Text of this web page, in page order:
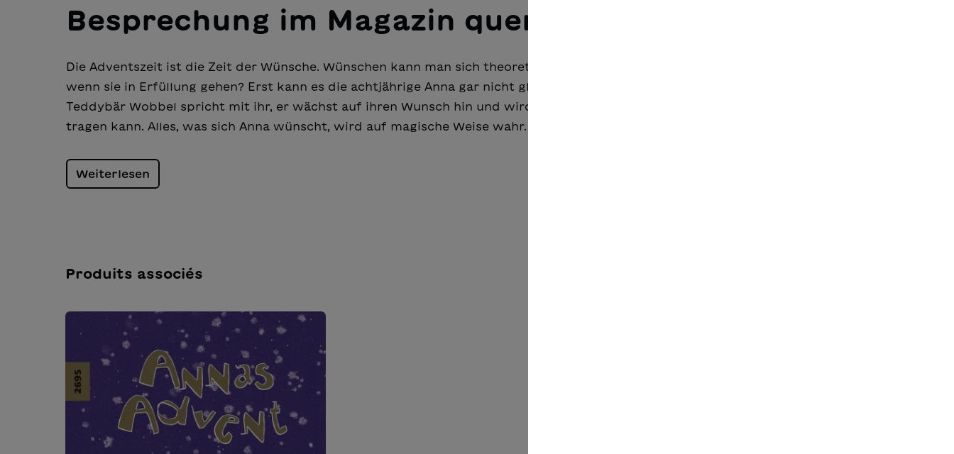
Besprechung im Magazin querlesen
Die Adventszeit ist die Zeit der Wünsche. Wünschen kann man sich theoretisch alles, aber was ist,
wenn sie in Erfüllung gehen? Erst kann es die achtjährige Anna gar nicht glauben: Ihr geliebter
Teddybär Wobbel spricht mit ihr, er wächst auf ihren Wunsch hin und wird so gross, dass er sie
tragen kann. Alles, was sich Anna wünscht, wird auf magische Weise wahr.
Weiterlesen
Ignorer la galerie de produits
Produits associés